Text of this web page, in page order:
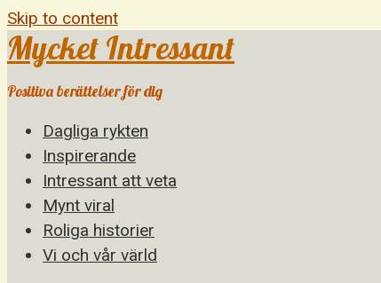
Skip to content
Mycket Intressant
Positiva berättelser för dig
Dagliga rykten
Inspirerande
Intressant att veta
Mynt viral
Roliga historier
Vi och vår värld